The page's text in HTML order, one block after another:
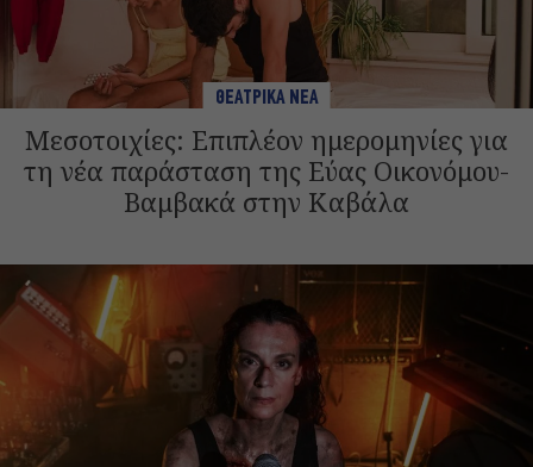
ΘΕΑΤΡΙΚΑ ΝΕΑ
Μεσοτοιχίες: Επιπλέον ημερομηνίες για
τη νέα παράσταση της Εύας Οικονόμου-
Βαμβακά στην Καβάλα